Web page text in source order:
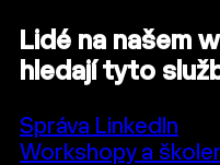
Lidé na našem
hledají tyto
Správa LinkedIn
Workshopy a